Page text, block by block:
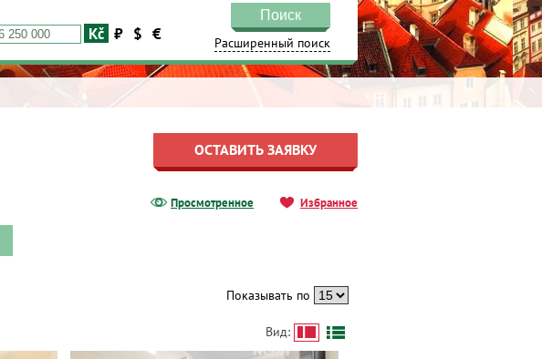
Коммерческие объекты
Поиск
Kč ₽ $ €
Поиск
Расширенный поиск
ОСТАВИТЬ ЗАЯВКУ
Просмотренное Избранное
Показывать по
Вид: